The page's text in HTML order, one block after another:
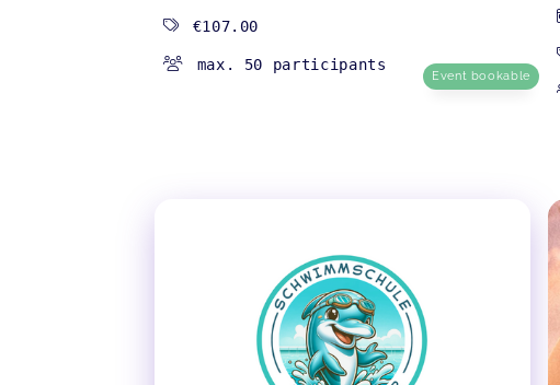
€107.00
max. 50 participants
Event bookable